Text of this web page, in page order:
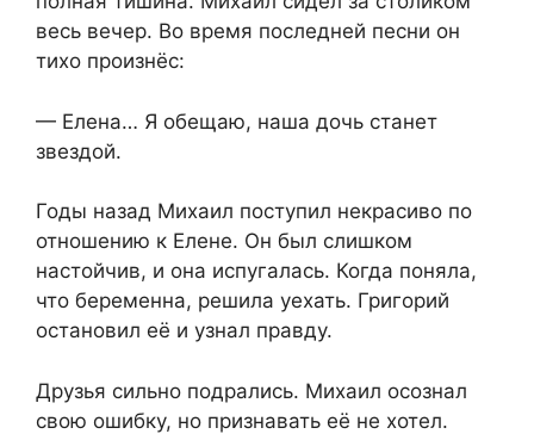
весь вечер. Во время последней песни он
тихо произнёс:
— Елена… Я обещаю, наша дочь станет
звездой.
Годы назад Михаил поступил некрасиво по
отношению к Елене. Он был слишком
настойчив, и она испугалась. Когда поняла,
что беременна, решила уехать. Григорий
остановил её и узнал правду.
Друзья сильно подрались. Михаил осознал
свою ошибку, но признавать её не хотел.